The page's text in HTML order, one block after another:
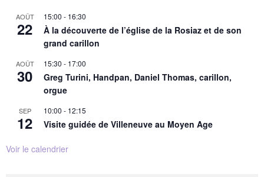
AOÛT
22
15:00 - 16:30
À la découverte de l’église de la Rosiaz et de son
grand carillon
AOÛT
30
15:30 - 17:00
Greg Turini, Handpan, Daniel Thomas, carillon,
orgue
SEP
12
10:00 - 12:15
Visite guidée de Villeneuve au Moyen Age
Voir le calendrier